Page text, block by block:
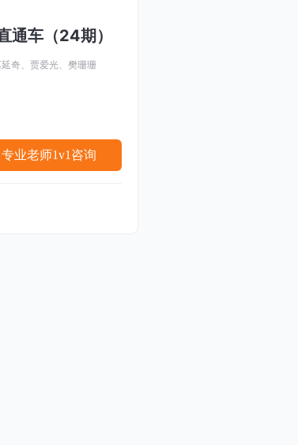
通车（24期）
奇、 贾爱光、 樊珊珊
专业老师1v1咨询